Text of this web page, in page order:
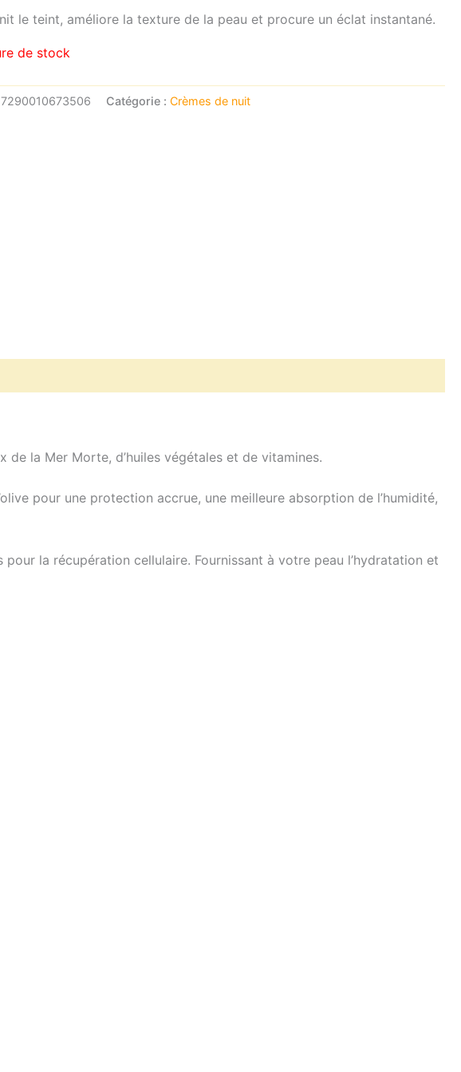
le teint, améliore la texture de la peau et procure un éclat instantané.
de stock
7290010673506 Catégorie :Crèmes de nuit
la Mer Morte, d’huiles végétales et de vitamines.
pour une protection accrue, une meilleure absorption de l’humidité,
la récupération cellulaire. Fournissant à votre peau l’hydratation et